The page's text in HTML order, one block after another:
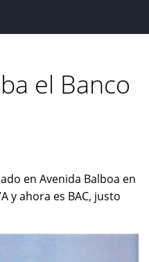
el Banco
en Avenida Balboa en
y ahora es BAC, justo